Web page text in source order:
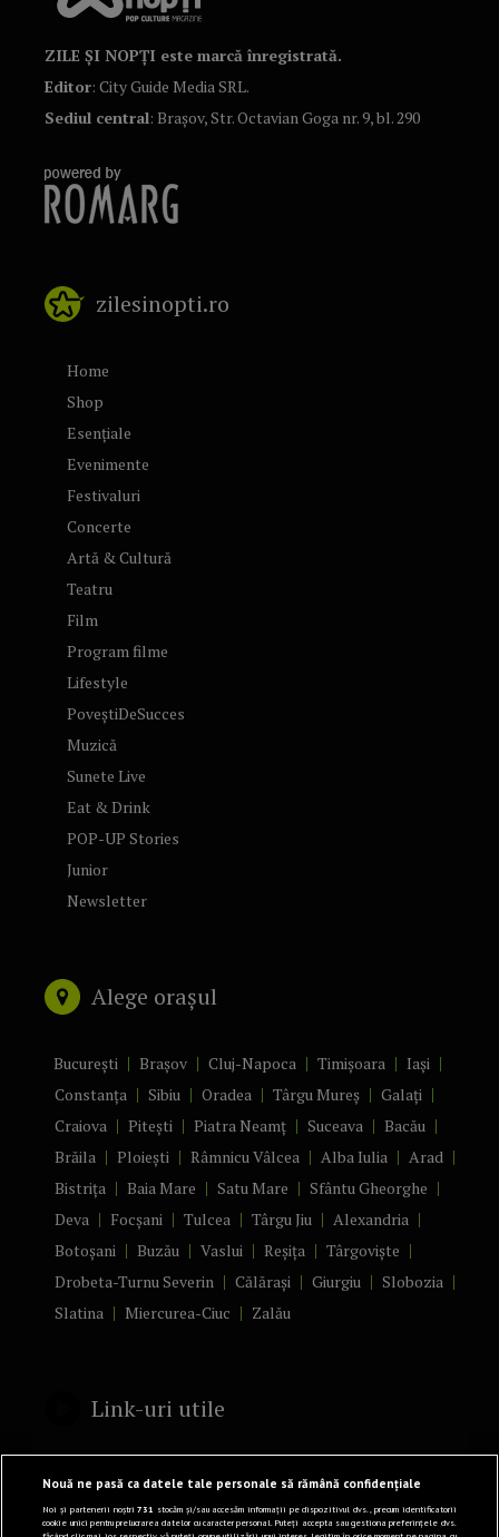
ZILE ȘI NOPȚI este marcă înregistrată.
Editor: City Guide Media SRL.
Sediul central: Brașov, Str. Octavian Goga nr. 9, bl. 290
zilesinopti.ro
Home
Shop
Esențiale
Evenimente
Festivaluri
Concerte
Artă & Cultură
Teatru
Film
Program filme
Lifestyle
PoveștiDeSucces
Muzică
Sunete Live
Eat & Drink
POP-UP Stories
Junior
Newsletter
Alege orașul
București Brașov Cluj-Napoca Timișoara
Iași
Constanța
Sibiu Oradea Târgu Mureș
Galați
Craiova
Pitești Piatra Neamț Suceava
Bacău
Brăila
Ploiești Râmnicu Vâlcea Alba Iulia
Arad
Bistrița
Baia Mare Satu Mare
Sfântu Gheorghe
Deva
Focșani Tulcea Târgu Jiu
Alexandria
Botoșani
Buzău Vaslui Reșița
Târgoviște
Drobeta-Turnu Severin
Călărași Giurgiu
Slobozia
Slatina
Miercurea-Ciuc Zalău
Link-uri utile
Politică de confidențialitate
Termeni și Condiții
Nouă ne pasă ca datele tale personale să rămână confidențiale
Noi și partenerii noștri731 stocăm și/sau accesăm informații pe dispozitivul dvs., precum identificatorii
cookie unici pentru prelucrarea datelor cu caracter personal. Puteți accepta sau gestiona preferințele dvs.